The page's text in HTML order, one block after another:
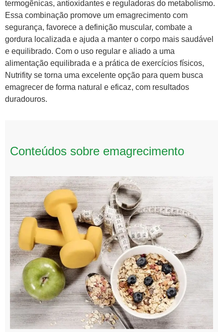
termogênicas, antioxidantes e reguladoras do metabolismo.
Essa combinação promove um emagrecimento com
segurança, favorece a definição muscular, combate a
gordura localizada e ajuda a manter o corpo mais saudável
e equilibrado. Com o uso regular e aliado a uma
alimentação equilibrada e a prática de exercícios físicos,
Nutrifity se torna uma excelente opção para quem busca
emagrecer de forma natural e eficaz, com resultados
duradouros.
Conteúdos sobre emagrecimento